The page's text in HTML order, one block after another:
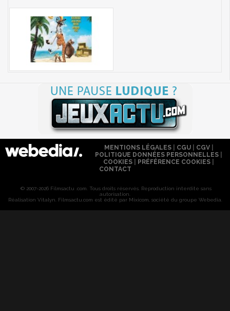
MENTIONS LÉGALES| CGU| CGV|
POLITIQUE DONNÉES PERSONNELLES
COOKIES
PRÉFÉRENCE COOKIES
CONTACT
© 2007-2026 Filmsactu .com. Tous droits réservés. Reproduction interdite sans
autorisation.
Réalisation Vitalyn . Filmsactu .com est édité par Mixicom, société du groupe Webedia.